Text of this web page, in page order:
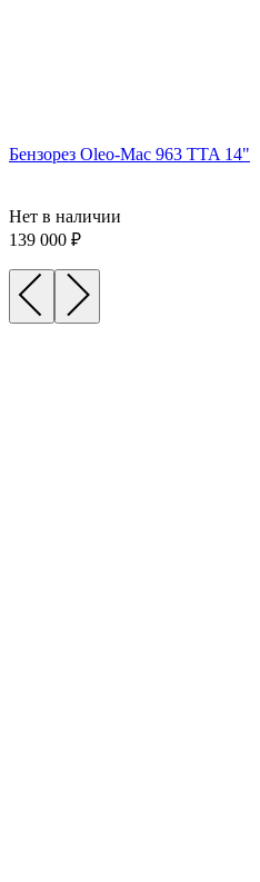
Бензорез Oleo-Mac 963 TTA 14"
Нет в наличии
139 000